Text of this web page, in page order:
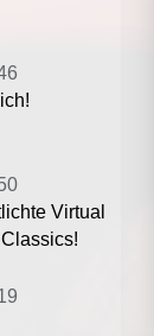
Virtual